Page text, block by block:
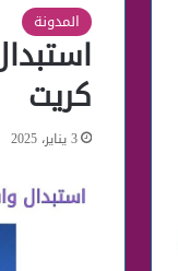
المدونة
كريت
3 يناير، 2025